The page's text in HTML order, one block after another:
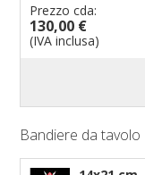
Prezzo cda:
130,00 €
(IVA inclusa)
Bandiere da tavolo